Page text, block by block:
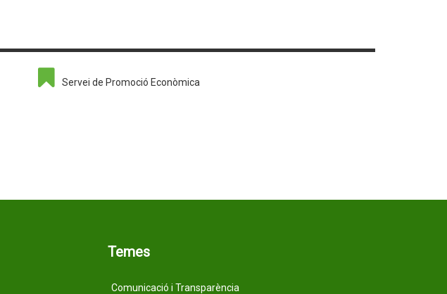
Servei de Promoció Econòmica
Temes
Comunicació i Transparència